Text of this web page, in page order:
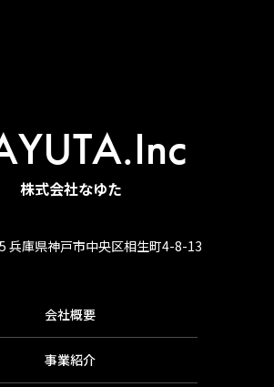
株式会社なゆた
兵庫県神戸市中央区相生町4-8-13
会社概要
事業紹介